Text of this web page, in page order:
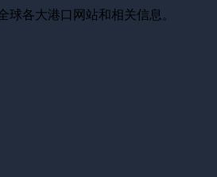
各大港口网站和相关信息。